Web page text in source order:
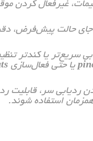
غیرفعال کردن
حالت پیش‌فرض،
سریع‌تر یا کندتر
یا حتی فعال‌سازی
استفاده شوند.